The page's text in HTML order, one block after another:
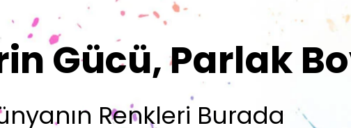
Sizin İmzanız
Olsun